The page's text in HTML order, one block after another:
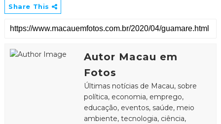
Share This
Autor Macau em
Fotos
Últimas notícias de Macau, sobre
política, economia, emprego,
educação, eventos, saúde, meio
ambiente, tecnologia, ciência,